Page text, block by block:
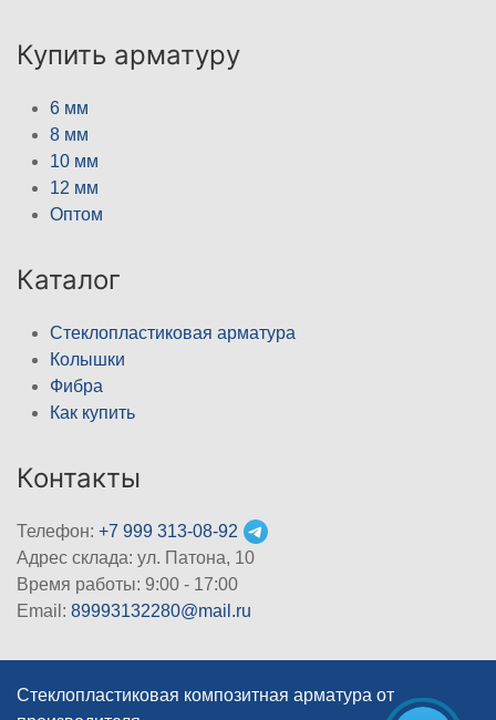
Купить арматуру
6 мм
8 мм
10 мм
12 мм
Оптом
Каталог
Стеклопластиковая арматура
Колышки
Фибра
Как купить
Контакты
Телефон: +7 999 313-08-92
Адрес склада: ул. Патона, 10
Время работы: 9:00 - 17:00
Email: 89993132280@mail.ru
Стеклопластиковая композитная арматура от